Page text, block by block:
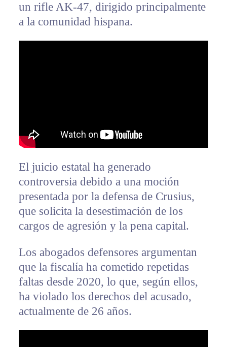
un rifle AK-47, dirigido principalmente
a la comunidad hispana.
El juicio estatal ha generado
controversia debido a una moción
presentada por la defensa de Crusius,
que solicita la desestimación de los
cargos de agresión y la pena capital.
Los abogados defensores argumentan
que la fiscalía ha cometido repetidas
faltas desde 2020, lo que, según ellos,
ha violado los derechos del acusado,
actualmente de 26 años.